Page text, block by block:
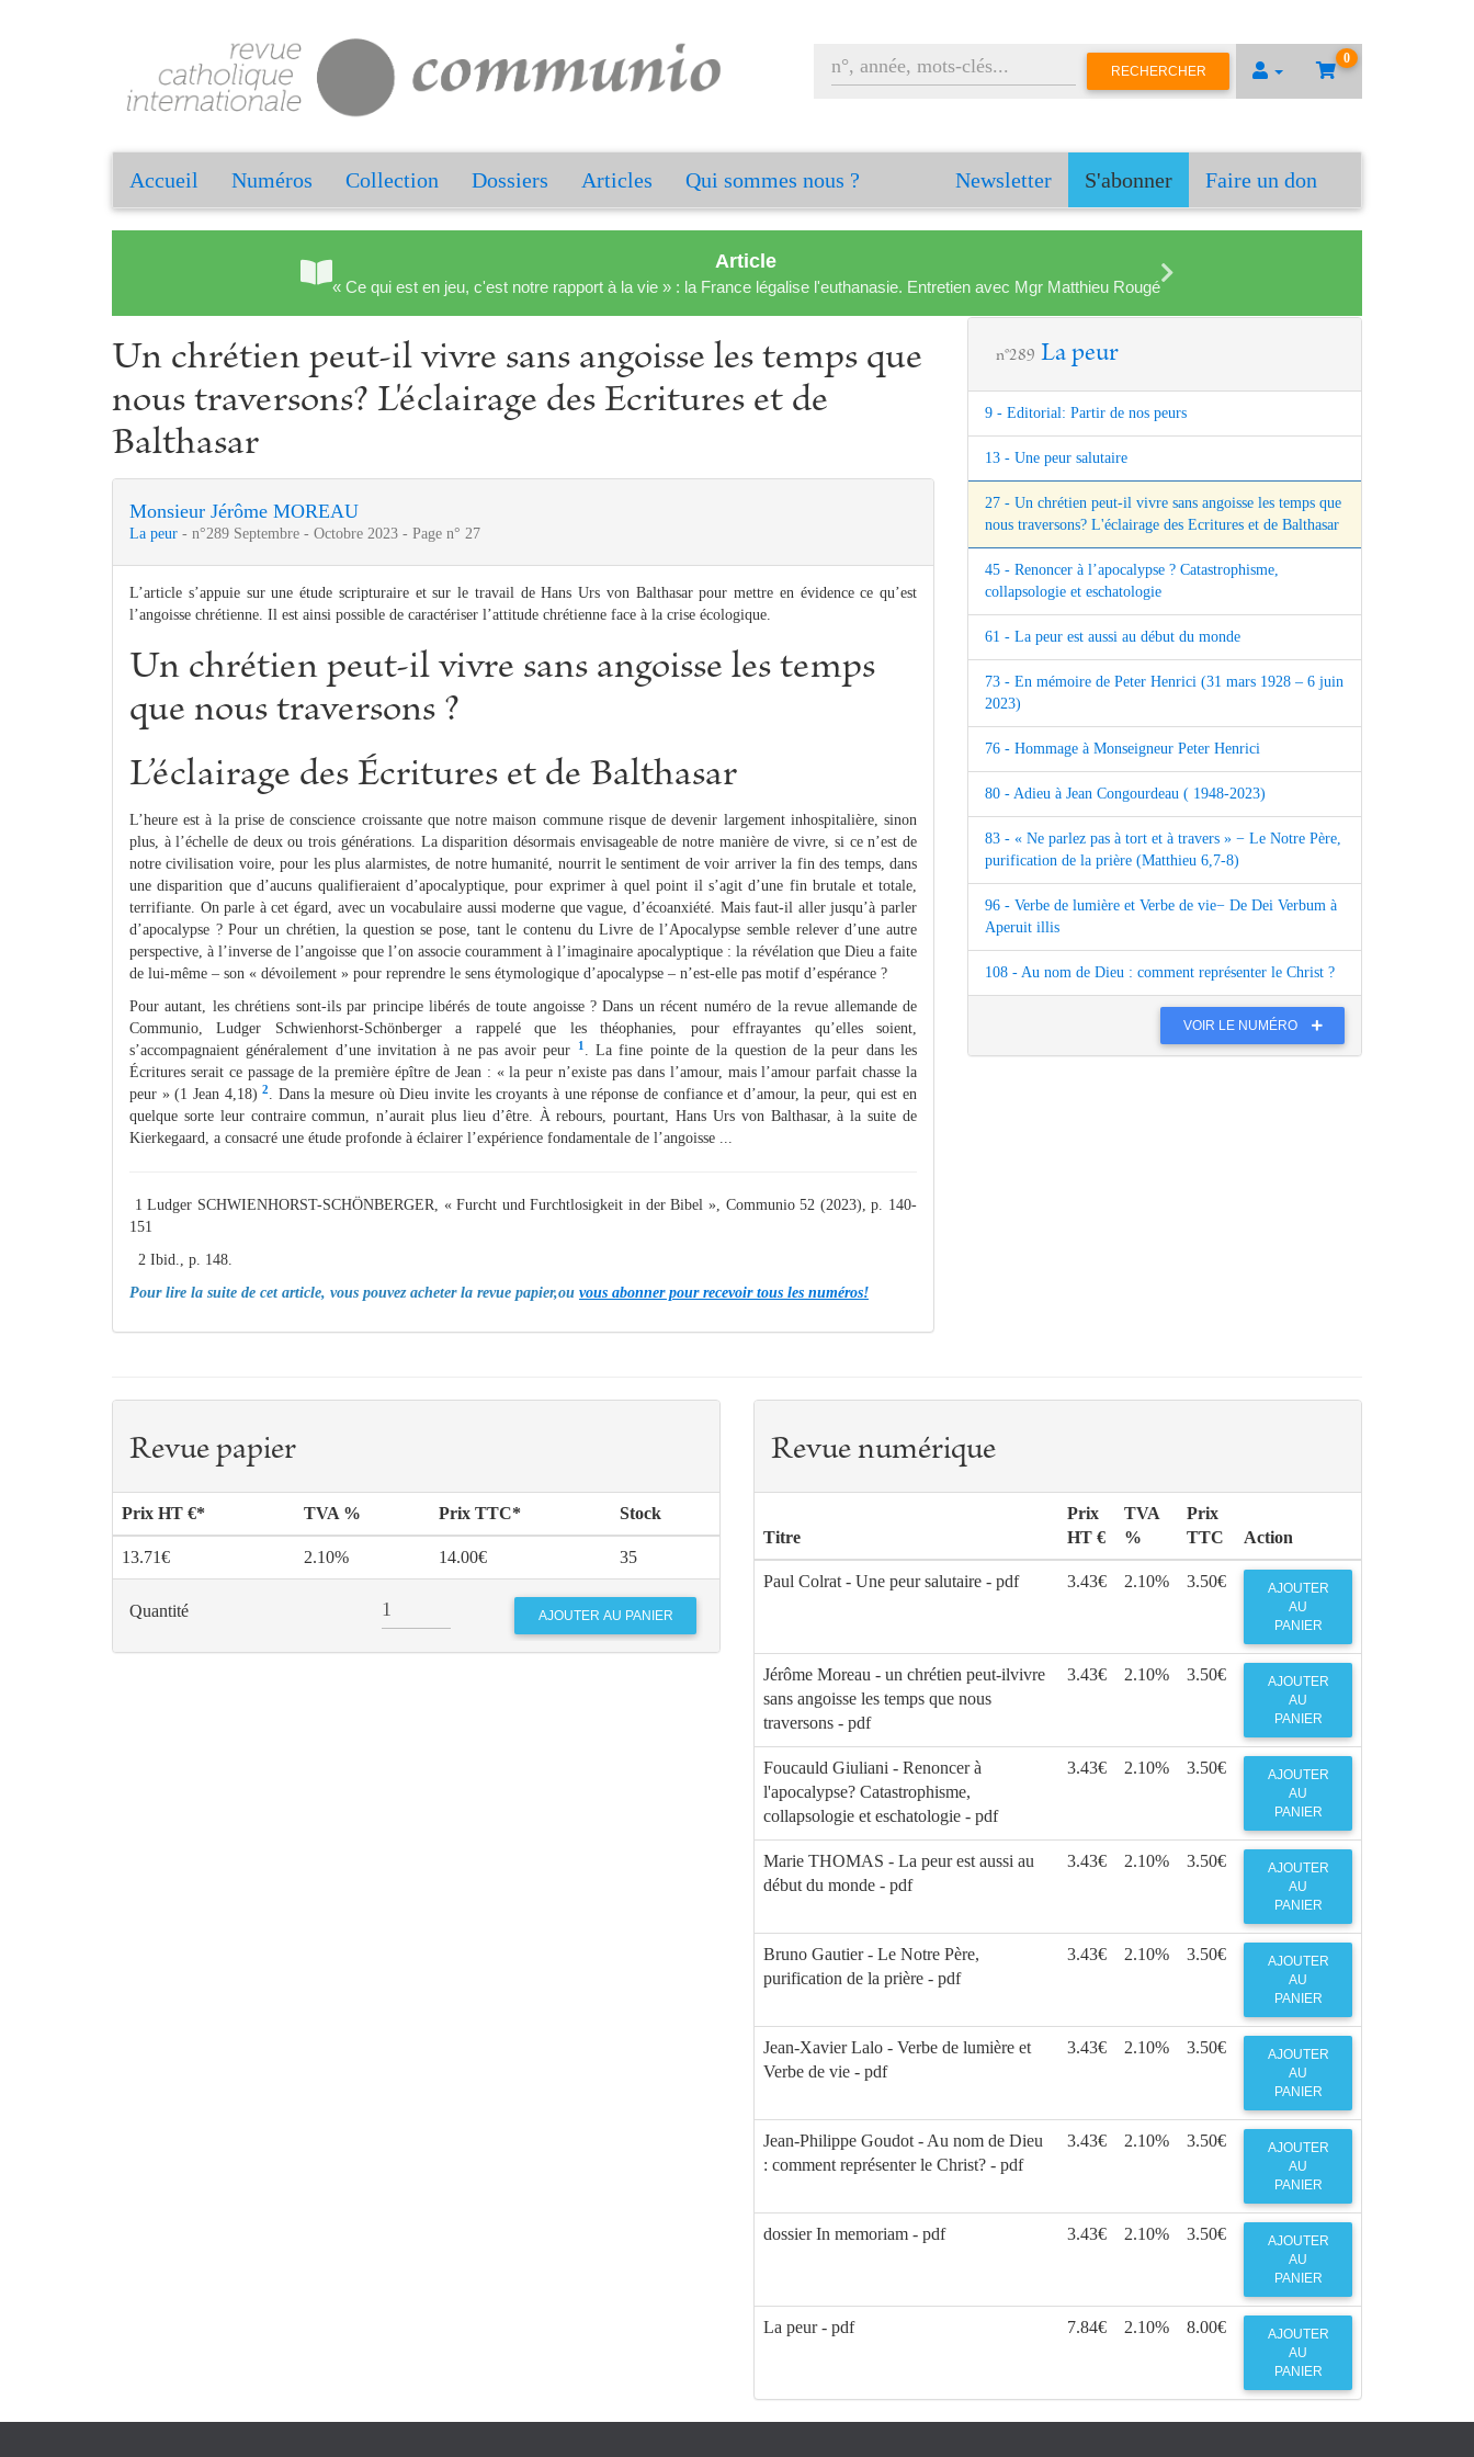
0
RECHERCHER
Accueil Numéros Collection Dossiers Articles Qui sommes nous ? Newsletter S'abonner Faire un don
Article
« Ce qui est en jeu, c'est notre rapport à la vie » : la France légalise l'euthanasie. Entretien avec Mgr Matthieu Rougé
Un chrétien peut-il vivre sans angoisse les temps que
nous traversons? L'éclairage des Ecritures et de
Balthasar
Monsieur Jérôme MOREAU
La peur - n°289 Septembre - Octobre 2023 - Page n° 27
L’article s’appuie sur une étude scripturaire et sur le travail de Hans Urs von Balthasar pour mettre en évidence ce qu’est
l’angoisse chrétienne. Il est ainsi possible de caractériser l’attitude chrétienne face à la crise écologique.
Un chrétien peut-il vivre sans angoisse les temps
que nous traversons ?
L’éclairage des Écritures et de Balthasar
L’heure est à la prise de conscience croissante que notre maison commune risque de devenir largement inhospitalière, sinon
plus, à l’échelle de deux ou trois générations. La disparition désormais envisageable de notre manière de vivre, si ce n’est de
notre civilisation voire, pour les plus alarmistes, de notre humanité, nourrit le sentiment de voir arriver la fin des temps, dans
une disparition que d’aucuns qualifieraient d’apocalyptique, pour exprimer à quel point il s’agit d’une fin brutale et totale,
terrifiante. On parle à cet égard, avec un vocabulaire aussi moderne que vague, d’écoanxiété. Mais faut-il aller jusqu’à parler
d’apocalypse ? Pour un chrétien, la question se pose, tant le contenu du Livre de l’Apocalypse semble relever d’une autre
perspective, à l’inverse de l’angoisse que l’on associe couramment à l’imaginaire apocalyptique : la révélation que Dieu a faite
de lui-même – son « dévoilement » pour reprendre le sens étymologique d’apocalypse – n’est-elle pas motif d’espérance ?
Pour autant, les chrétiens sont-ils par principe libérés de toute angoisse ? Dans un récent numéro de la revue allemande de
Communio, Ludger Schwienhorst-Schönberger a rappelé que les théophanies, pour effrayantes qu’elles soient,
s’accompagnaient généralement d’une invitation à ne pas avoir peur
1 . La fine pointe de la question de la peur dans les
Écritures serait ce passage de la première épître de Jean : « la peur n’existe pas dans l’amour, mais l’amour parfait chasse la
peur » (1 Jean 4,18) 2. Dans la mesure où Dieu invite les croyants à une réponse de confiance et d’amour, la peur, qui est en
quelque sorte leur contraire commun, n’aurait plus lieu d’être. À rebours, pourtant, Hans Urs von Balthasar, à la suite de
Kierkegaard, a consacré une étude profonde à éclairer l’expérience fondamentale de l’angoisse ...
1 Ludger SCHWIENHORST-SCHÖNBERGER, « Furcht und Furchtlosigkeit in der Bibel », Communio 52 (2023), p. 140-
151
2 Ibid., p. 148.
Pour lire la suite de cet article, vous pouvez acheter la revue papier,ou vous abonner pour recevoir tous les numéros!
n°289 La peur
9 - Editorial: Partir de nos peurs
13 - Une peur salutaire
27 - Un chrétien peut-il vivre sans angoisse les temps que
nous traversons? L'éclairage des Ecritures et de Balthasar
45 - Renoncer à l’apocalypse ? Catastrophisme,
collapsologie et eschatologie
61 - La peur est aussi au début du monde
73 - En mémoire de Peter Henrici (31 mars 1928 – 6 juin
2023)
76 - Hommage à Monseigneur Peter Henrici
80 - Adieu à Jean Congourdeau ( 1948-2023)
83 - « Ne parlez pas à tort et à travers » − Le Notre Père,
purification de la prière (Matthieu 6,7-8)
96 - Verbe de lumière et Verbe de vie− De Dei Verbum à
Aperuit illis
108 - Au nom de Dieu : comment représenter le Christ ?
VOIR LE NUMÉRO
Revue papier
Prix HT €* TVA % Prix TTC* Stock
13.71€ 2.10% 14.00€ 35
Quantité
Revue numérique
Titre
Prix
HT €
TVA
%
Prix
TTC
Action
Paul Colrat - Une peur salutaire - pdf 3.43€ 2.10% 3.50€
AJOUTER
AU
PANIER
Jérôme Moreau - un chrétien peut-ilvivre
sans angoisse les temps que nous
traversons - pdf
3.43€ 2.10% 3.50€
AJOUTER
AU
PANIER
Foucauld Giuliani - Renoncer à
l'apocalypse? Catastrophisme,
collapsologie et eschatologie - pdf
3.43€ 2.10% 3.50€
AJOUTER
AU
PANIER
Marie THOMAS - La peur est aussi au
début du monde - pdf
3.43€ 2.10% 3.50€
AJOUTER
AU
PANIER
Bruno Gautier - Le Notre Père,
purification de la prière - pdf
3.43€ 2.10% 3.50€
AJOUTER
AU
PANIER
Jean-Xavier Lalo - Verbe de lumière et
Verbe de vie - pdf
3.43€ 2.10% 3.50€
AJOUTER
AU
PANIER
Jean-Philippe Goudot - Au nom de Dieu
: comment représenter le Christ? - pdf
3.43€ 2.10% 3.50€
AJOUTER
AU
PANIER
dossier In memoriam - pdf 3.43€ 2.10% 3.50€
AJOUTER
AU
PANIER
La peur - pdf 7.84€ 2.10% 8.00€
AJOUTER
AU
PANIER